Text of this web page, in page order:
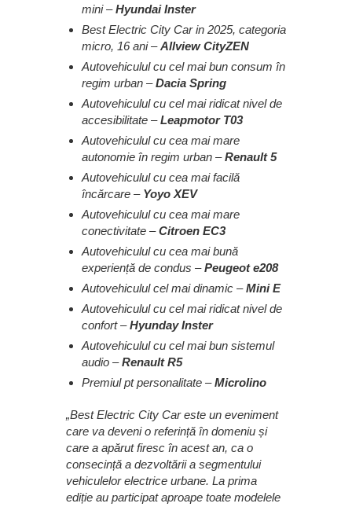
mini –Hyundai Inster
Best Electric City Car in 2025, categoria
micro, 16 ani –Allview CityZEN
Autovehiculul cu cel mai bun consum în
regim urban –Dacia Spring
Autovehiculul cu cel mai ridicat nivel de
accesibilitate –Leapmotor T03
Autovehiculul cu cea mai mare
autonomie în regim urban –Renault 5
Autovehiculul cu cea mai facilă
încărcare – Yoyo XEV
Autovehiculul cu cea mai mare
conectivitate –Citroen EC3
Autovehiculul cu cea mai bună
experiență de condus –Peugeot e208
Autovehiculul cel mai dinamic –Mini E
Autovehiculul cu cel mai ridicat nivel de
confort –Hyunday Inster
Autovehiculul cu cel mai bun sistemul
audio –Renault R5
Premiul pt personalitate –Microlino
„Best Electric City Car este un eveniment
care va deveni o referință în domeniu și
care a apărut firesc în acest an, ca o
consecință a dezvoltării a segmentului
vehiculelor electrice urbane. La prima
ediție au participat aproape toate modelele